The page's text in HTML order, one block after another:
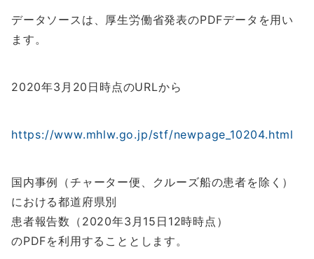
データソースは、厚生労働省発表のPDFデータを用い
ます。
2020年3月20日時点のURLから
https://www.mhlw.go.jp/stf/newpage_10204.html
国内事例（チャーター便、クルーズ船の患者を除く）
における都道府県別
患者報告数（2020年3月15日12時時点）
のPDFを利用することとします。